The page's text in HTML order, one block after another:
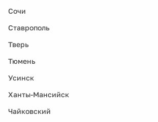
Сочи
Ставрополь
Тверь
Тюмень
Усинск
Ханты-Мансийск
Чайковский